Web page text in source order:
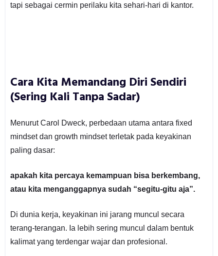
tapi sebagai cermin perilaku kita sehari-hari di kantor.
Cara Kita Memandang Diri Sendiri
(Sering Kali Tanpa Sadar)
Menurut Carol Dweck, perbedaan utama antara fixed
mindset dan growth mindset terletak pada keyakinan
paling dasar:
apakah kita percaya kemampuan bisa berkembang,
atau kita menganggapnya sudah “segitu-gitu aja”.
Di dunia kerja, keyakinan ini jarang muncul secara
terang-terangan. Ia lebih sering muncul dalam bentuk
kalimat yang terdengar wajar dan profesional.